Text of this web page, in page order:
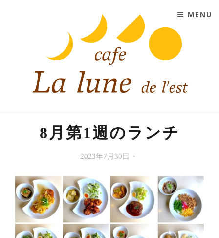
お店
MENU
8月第1週のランチ
今
の
ラ
ン
チ
2023年7月30日
lune
de
l'est